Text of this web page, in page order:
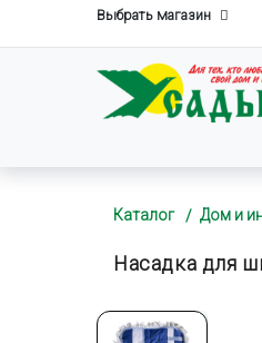
Выбрать магазин
Каталог Дом и
Насадка для